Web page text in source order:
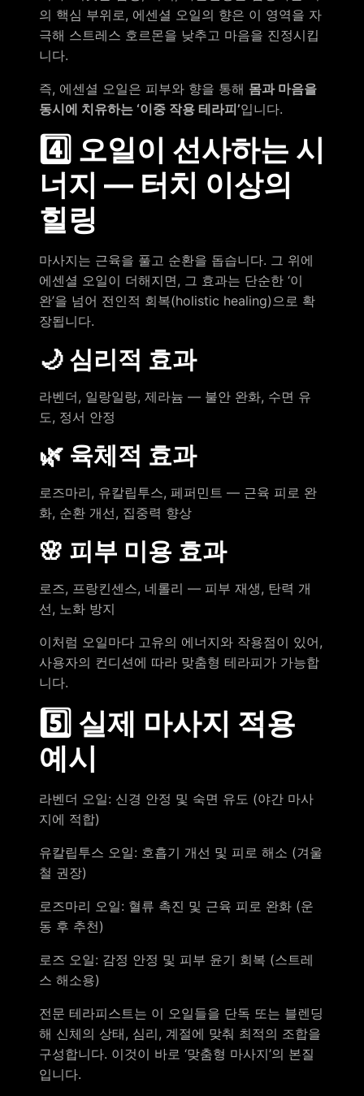
의 핵심 부위로, 에센셜 오일의 향은 이 영역을 자
극해 스트레스 호르몬을 낮추고 마음을 진정시킵
니다.
즉, 에센셜 오일은 피부와 향을 통해 몸과 마음을
동시에 치유하는 ‘이중 작용 테라피’입니다.
4️⃣ 오일이 선사하는 시
너지 — 터치 이상의
힐링
마사지는 근육을 풀고 순환을 돕습니다. 그 위에
에센셜 오일이 더해지면, 그 효과는 단순한 ‘이
완’을 넘어 전인적 회복(holistic healing)으로 확
장됩니다.
🌙 심리적 효과
라벤더, 일랑일랑, 제라늄 — 불안 완화, 수면 유
도, 정서 안정
🌿 육체적 효과
로즈마리, 유칼립투스, 페퍼민트 — 근육 피로 완
화, 순환 개선, 집중력 향상
🌸 피부 미용 효과
로즈, 프랑킨센스, 네롤리 — 피부 재생, 탄력 개
선, 노화 방지
이처럼 오일마다 고유의 에너지와 작용점이 있어,
사용자의 컨디션에 따라 맞춤형 테라피가 가능합
니다.
5️⃣ 실제 마사지 적용
예시
라벤더 오일: 신경 안정 및 숙면 유도 (야간 마사
지에 적합)
유칼립투스 오일: 호흡기 개선 및 피로 해소 (겨울
철 권장)
로즈마리 오일: 혈류 촉진 및 근육 피로 완화 (운
동 후 추천)
로즈 오일: 감정 안정 및 피부 윤기 회복 (스트레
스 해소용)
전문 테라피스트는 이 오일들을 단독 또는 블렌딩
해 신체의 상태, 심리, 계절에 맞춰 최적의 조합을
구성합니다. 이것이 바로 ‘맞춤형 마사지’의 본질
입니다.